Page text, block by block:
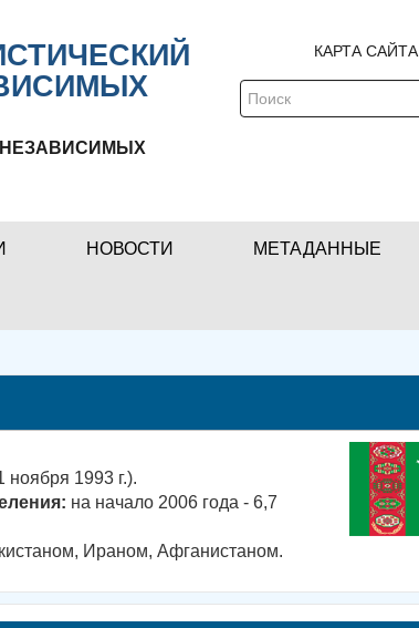
НЕЗАВИСИМЫХ
КАРТА САЙТА
НОВОСТИ МЕТАДАННЫЕ
ноября 1993 г.).
на начало 2006 года - 6,7
Ираном, Афганистаном.